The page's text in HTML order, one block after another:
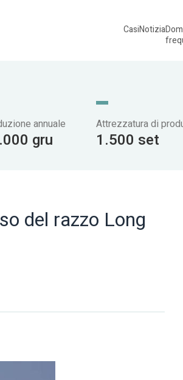
CasiNotizia
annuale
gru
Attrezzatura di
1.500 set
del razzo Long